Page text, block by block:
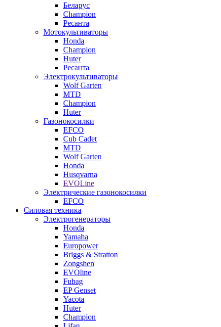
Беларус
Champion
Ресанта
Мотокультиваторы
Honda
Champion
Huter
Ресанта
Электрокультиваторы
Wolf Garten
MTD
Champion
Huter
Газонокосилки
EFCO
Cub Cadet
MTD
Wolf Garten
Honda
Husqvarna
EVOLine
Электрические газонокосилки
EFCO
Силовая техника
Электрогенераторы
Honda
Yamaha
Europower
Briggs & Stratton
Zongshen
EVOline
Fubag
EP Genset
Yacota
Huter
Champion